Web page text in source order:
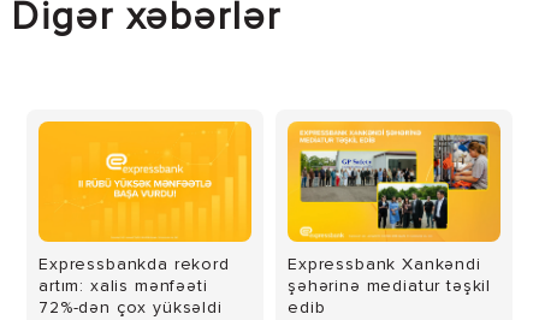
Digər xəbərlər
Expressbankda rekord
artım: xalis mənfəəti
72%-dən çox yüksəldi
Expressbank Xankəndi
şəhərinə mediatur təşkil
edib